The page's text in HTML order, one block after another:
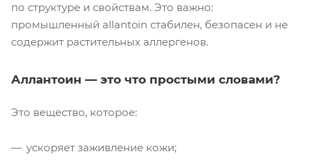
по структуре и свойствам. Это важно:
промышленный allantoin стабилен, безопасен и не
содержит растительных аллергенов.
Аллантоин — это что простыми словами?
Это вещество, которое:
ускоряет заживление кожи;